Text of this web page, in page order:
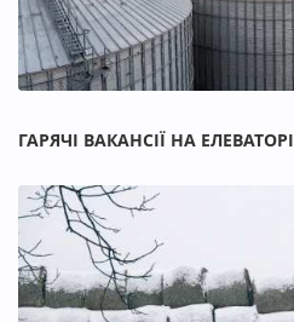
ГАРЯЧІ ВАКАНСІЇ НА ЕЛЕВАТОРІ